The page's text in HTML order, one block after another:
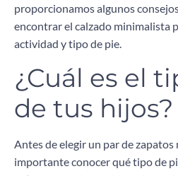
proporcionamos algunos
encontrar el calzado minimalista
actividad y tipo de pie.
¿Cuál es el
de tus hijos?
Antes de elegir un par de zapatos
importante conocer qué tipo de